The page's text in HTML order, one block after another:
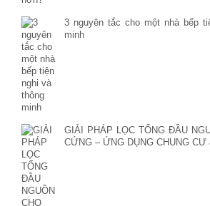
3 nguyên tắc cho một nhà bếp
minh
GIẢI PHÁP LỌC TỔNG ĐẦU
CỨNG – ỨNG DỤNG CHUNG CƯ